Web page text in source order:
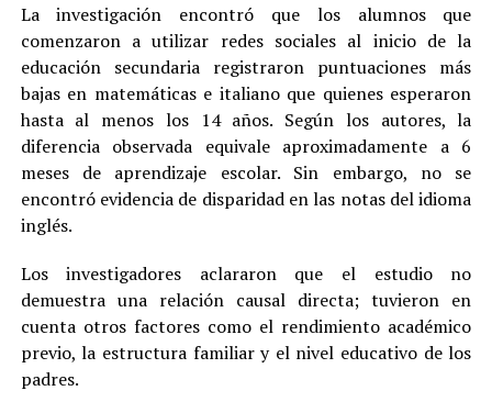
La investigación encontró que los alumnos que
comenzaron a utilizar redes sociales al inicio de la
educación secundaria registraron puntuaciones más
bajas en matemáticas e italiano que quienes esperaron
hasta al menos los 14 años. Según los autores, la
diferencia observada equivale aproximadamente a 6
meses de aprendizaje escolar. Sin embargo, no se
encontró evidencia de disparidad en las notas del idioma
inglés.
Los investigadores aclararon que el estudio no
demuestra una relación causal directa; tuvieron en
cuenta otros factores como el rendimiento académico
previo, la estructura familiar y el nivel educativo de los
padres.